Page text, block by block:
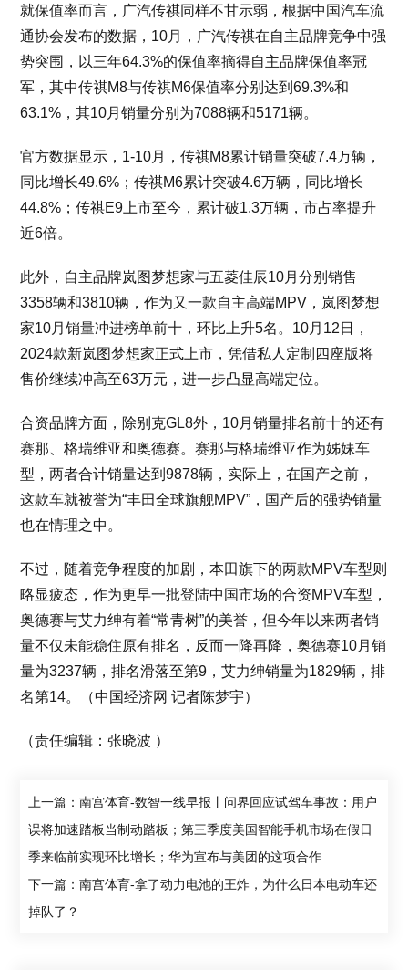
就保值率而言，广汽传祺同样不甘示弱，根据中国汽车流
通协会发布的数据，10月，广汽传祺在自主品牌竞争中强
势突围，以三年64.3%的保值率摘得自主品牌保值率冠
军，其中传祺M8与传祺M6保值率分别达到69.3%和
63.1%，其10月销量分别为7088辆和5171辆。
官方数据显示，1-10月，传祺M8累计销量突破7.4万辆，
同比增长49.6%；传祺M6累计突破4.6万辆，同比增长
44.8%；传祺E9上市至今，累计破1.3万辆，市占率提升
近6倍。
此外，自主品牌岚图梦想家与五菱佳辰10月分别销售
3358辆和3810辆，作为又一款自主高端MPV，岚图梦想
家10月销量冲进榜单前十，环比上升5名。10月12日，
2024款新岚图梦想家正式上市，凭借私人定制四座版将
售价继续冲高至63万元，进一步凸显高端定位。
合资品牌方面，除别克GL8外，10月销量排名前十的还有
赛那、格瑞维亚和奥德赛。赛那与格瑞维亚作为姊妹车
型，两者合计销量达到9878辆，实际上，在国产之前，
这款车就被誉为“丰田全球旗舰MPV”，国产后的强势销量
也在情理之中。
不过，随着竞争程度的加剧，本田旗下的两款MPV车型则
略显疲态，作为更早一批登陆中国市场的合资MPV车型，
奥德赛与艾力绅有着“常青树”的美誉，但今年以来两者销
量不仅未能稳住原有排名，反而一降再降，奥德赛10月销
量为3237辆，排名滑落至第9，艾力绅销量为1829辆，排
名第14。（中国经济网 记者陈梦宇）
（责任编辑：张晓波 ）
上一篇：南宫体育-数智一线早报丨问界回应试驾车事故：用户
误将加速踏板当制动踏板；第三季度美国智能手机市场在假日
季来临前实现环比增长；华为宣布与美团的这项合作
下一篇：南宫体育-拿了动力电池的王炸，为什么日本电动车还
掉队了？